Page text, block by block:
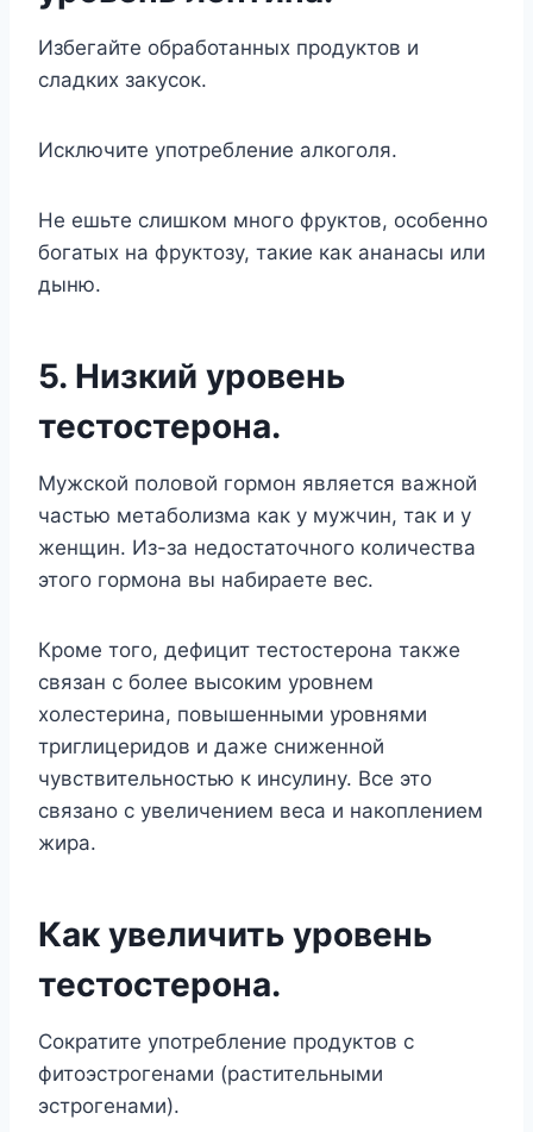
Избегайте обработанных продуктов и
сладких закусок.
Исключите употребление алкоголя.
Не ешьте слишком много фруктов, особенно
богатых на фруктозу, такие как ананасы или
дыню.
5. Низкий уровень
тестостерона.
Мужской половой гормон является важной
частью метаболизма как у мужчин, так и у
женщин. Из-за недостаточного количества
этого гормона вы набираете вес.
Кроме того, дефицит тестостерона также
связан с более высоким уровнем
холестерина, повышенными уровнями
триглицеридов и даже сниженной
чувствительностью к инсулину. Все это
связано с увеличением веса и накоплением
жира.
Как увеличить уровень
тестостерона.
Сократите употребление продуктов с
фитоэстрогенами (растительными
эстрогенами).